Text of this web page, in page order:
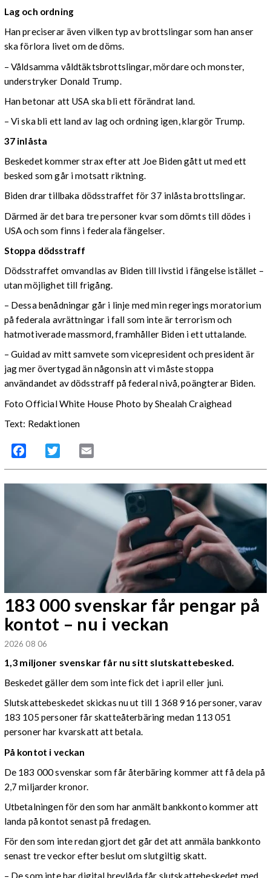
Lag och ordning
Han preciserar även vilken typ av brottslingar som han anser
ska förlora livet om de döms.
– Våldsamma våldtäktsbrottslingar, mördare och monster,
understryker Donald Trump.
Han betonar att USA ska bli ett förändrat land.
– Vi ska bli ett land av lag och ordning igen, klargör Trump.
37 inlåsta
Beskedet kommer strax efter att Joe Biden gått ut med ett
besked som går i motsatt riktning.
Biden drar tillbaka dödsstraffet för 37 inlåsta brottslingar.
Därmed är det bara tre personer kvar som dömts till dödes i
USA och som finns i federala fängelser.
Stoppa dödsstraff
Dödsstraffet omvandlas av Biden till livstid i fängelse istället –
utan möjlighet till frigång.
– Dessa benådningar går i linje med min regerings moratorium
på federala avrättningar i fall som inte är terrorism och
hatmotiverade massmord, framhåller Biden i ett uttalande.
– Guidad av mitt samvete som vicepresident och president är
jag mer övertygad än någonsin att vi måste stoppa
användandet av dödsstraff på federal nivå, poängterar Biden.
Foto Official White House Photo by Shealah Craighead
Text: Redaktionen
Facebook Twitter
183 000 svenskar får pengar på
kontot – nu i veckan
2026 08 06
1,3 miljoner svenskar får nu sitt slutskattebesked.
Beskedet gäller dem som inte fick det i april eller juni.
Slutskattebeskedet skickas nu ut till 1 368 916 personer, varav
183 105 personer får skatteåterbäring medan 113 051
personer har kvarskatt att betala.
På kontot i veckan
De 183 000 svenskar som får återbäring kommer att få dela på
2,7 miljarder kronor.
Utbetalningen för den som har anmält bankkonto kommer att
landa på kontot senast på fredagen.
För den som inte redan gjort det går det att anmäla bankkonto
senast tre veckor efter beslut om slutgiltig skatt.
– De som inte har digital brevlåda får slutskattebeskedet med